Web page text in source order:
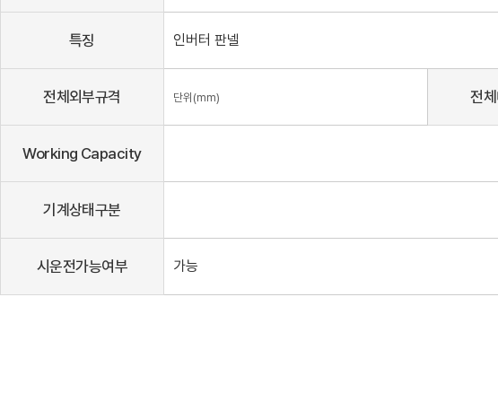
특징 인버터 판넬
전체외부규격 단위(mm) 전
Working Capacity
기계상태구분
시운전가능여부 가능